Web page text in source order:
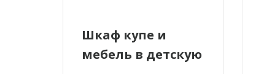
Шкаф купе и
мебель в детскую